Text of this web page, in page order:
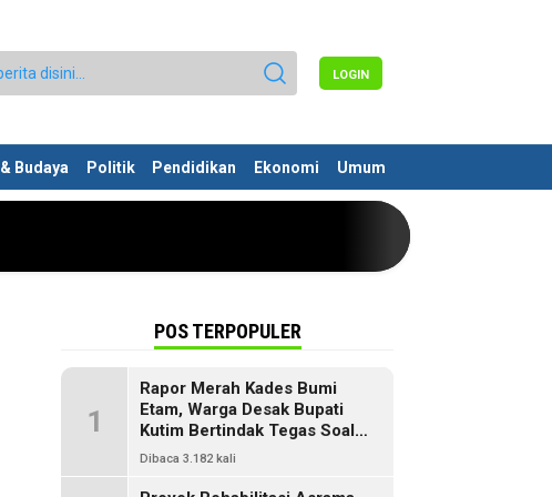
LOGIN
Budaya Politik Pendidikan Ekonomi Umum
POS TERPOPULER
1
Rapor Merah Kades Bumi
Etam, Warga Desak Bupati
Kutim Bertindak Tegas Soal
Penyelewengan Dana SILPA
Dibaca 3.182 kali